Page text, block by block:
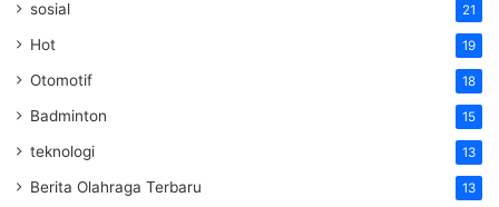
sosial 21
Hot 19
Otomotif 18
Badminton 15
teknologi 13
Berita Olahraga Terbaru 13